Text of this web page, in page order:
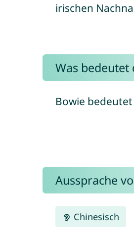
irischen
Was bedeutet
Bowie bedeutet
Aussprache
Chinesisch